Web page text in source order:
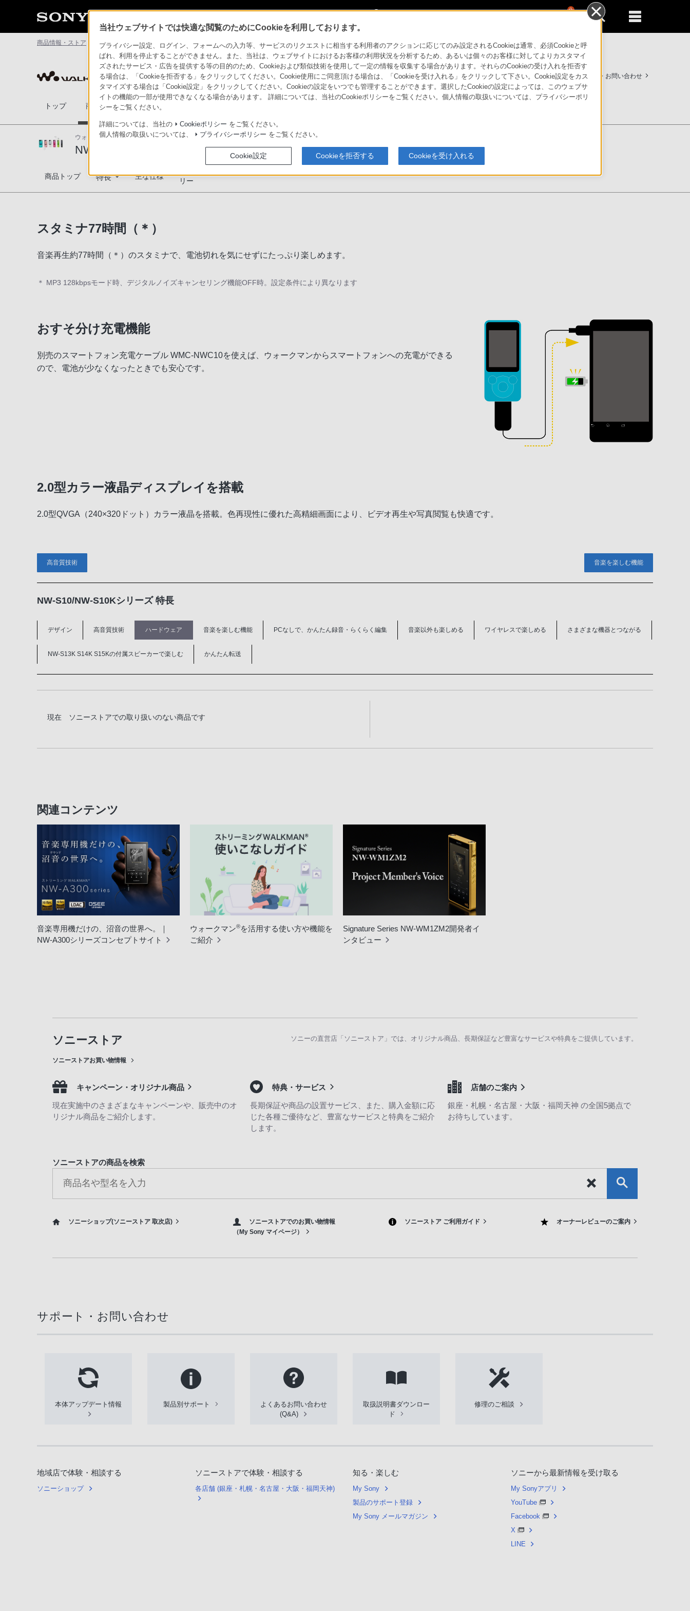
0
商品情報・ストア ポータブルオーディオプレーヤー ウォークマン NW-S10/NW-S10Kシリーズ 特長 : ハードウェア
ポータブルオーディオプレーヤー ウォークマン 製品のアクセシビリティ サポート・お問い合わせ
トップ 商品一覧 アクセサリー
ソニーストア
ウォークマンSシリーズ[メモリータイプ]
NW-S10/NW-S10Kシリーズ
NW-S10/NW-S10Kシリーズ
商品トップ 特長
高音質技術
ハードウェア
音楽を楽しむ機能
音楽以外も楽しめる
ワイヤレスで楽しめる
主な仕様
リー
スタミナ77時間（＊）
音楽再生約77時間（＊）のスタミナで、電池切れを気にせずにたっぷり楽しめます。
＊ MP3 128kbpsモード時、デジタルノイズキャンセリング機能OFF時。設定条件により異なります
おすそ分け充電機能
別売のスマートフォン充電ケーブル WMC-NWC10を使えば、ウォークマンからスマートフォンへの充電ができる
ので、電池が少なくなったときでも安心です。
2.0型カラー液晶ディスプレイを搭載
2.0型QVGA（240×320ドット）カラー液晶を搭載。色再現性に優れた高精細画面により、ビデオ再生や写真閲覧も快適です。
高音質技術 音楽を楽しむ機能
NW-S10/NW-S10Kシリーズ 特長
デザイン 高音質技術 ハードウェア 音楽を楽しむ機能 PCなしで、かんたん録音・らくらく編集 音楽以外も楽しめる ワイヤレスで楽しめる さまざまな機器とつながる
NW-S13K S14K S15Kの付属スピーカーで楽しむ かんたん転送
現在 ソニーストアでの取り扱いのない商品です
関連コンテンツ
音楽専用機だけの、沼音の世界へ。｜
NW-A300シリーズコンセプトサイト
ウォークマン®を活用する使い方や機能を
ご紹介
Signature Series NW-WM1ZM2開発者イ
ンタビュー
ソニーストア ソニーの直営店「ソニーストア」では、オリジナル商品、長期保証など豊富なサービスや特典をご提供しています。
ソニーストアお買い物情報
キャンペーン・オリジナル商品
現在実施中のさまざまなキャンペーンや、販売中のオ
リジナル商品をご紹介します。
特典・サービス
長期保証や商品の設置サービス、また、購入金額に応
じた各種ご優待など、豊富なサービスと特典をご紹介
します。
店舗のご案内
銀座・札幌・名古屋・大阪・福岡天神 の全国5拠点で
お待ちしています。
ソニーストアの商品を検索
ソニーショップ(ソニーストア 取次店)
ソニーストアでのお買い物情報
（My Sony マイページ）
ソニーストア ご利用ガイド オーナーレビューのご案内
サポート・お問い合わせ
本体アップデート情報 製品別サポート
よくあるお問い合わせ
(Q&A)
取扱説明書ダウンロー
ド
修理のご相談
地域店で体験・相談する
ソニーショップ
ソニーストアで体験・相談する
各店舗 (銀座・札幌・名古屋・大阪・福岡天神)
知る・楽しむ
My Sony
製品のサポート登録
My Sony メールマガジン
ソニーから最新情報を受け取る
My Sonyアプリ
YouTube
Facebook
X
LINE
当社ウェブサイトでは快適な閲覧のためにCookieを利用しております。
プライバシー設定、ログイン、フォームへの入力等、サービスのリクエストに相当する利用者のアクションに応じてのみ設定されるCookieは通常、必須Cookieと呼
ばれ、利用を停止することができません。また、当社は、ウェブサイトにおけるお客様の利用状況を分析するため、あるいは個々のお客様に対してよりカスタマイ
ズされたサービス・広告を提供する等の目的のため、Cookieおよび類似技術を使用して一定の情報を収集する場合があります。それらのCookieの受け入れを拒否す
る場合は、「Cookieを拒否する」をクリックしてください。Cookie使用にご同意頂ける場合は、「Cookieを受け入れる」をクリックして下さい。Cookie設定をカス
タマイズする場合は「Cookie設定」をクリックしてください。Cookieの設定をいつでも管理することができます。選択したCookieの設定によっては、このウェブサ
イトの機能の一部が使用できなくなる場合があります。 詳細については、当社のCookieポリシーをご覧ください。個人情報の取扱いについては、プライバシーポリ
シーをご覧ください。
詳細については、当社の Cookieポリシー をご覧ください。
個人情報の取扱いについては、
プライバシーポリシー をご覧ください。
Cookie設定 Cookieを拒否する Cookieを受け入れる